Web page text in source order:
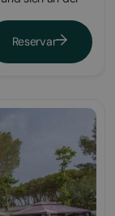
Reservar